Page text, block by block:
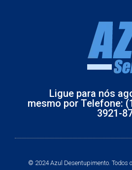
Ligue para nós
mesmo por Telefone:
3921-
© 2024 Azul Desentupimento. Todos